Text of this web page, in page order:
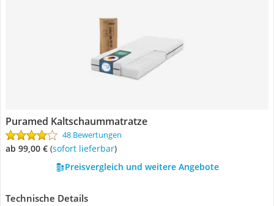
Puramed Kaltschaummatratze
48 Bewertungen
ab 99,00 € ( Sofort lieferbar)
Preisvergleich und weitere Angebote
Technische Details